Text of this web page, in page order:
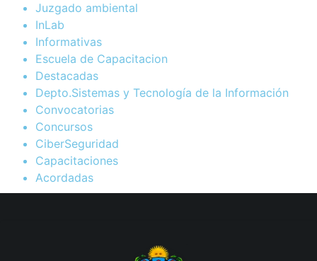
Juzgado ambiental
InLab
Informativas
Escuela de Capacitacion
Destacadas
Depto.Sistemas y Tecnología de la Información
Convocatorias
Concursos
CiberSeguridad
Capacitaciones
Acordadas